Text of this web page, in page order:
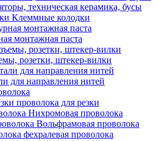
техническая керамика, бусы
Клеммные колодки
монтажная паста
розетки, штекер-вилки
для направления нитей
проволока для резки
Нихромовая проволока
Вольфрамовая проволока
фехралевая проволока